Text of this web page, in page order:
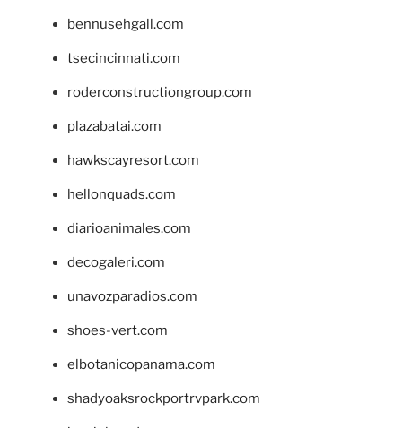
bennusehgall.com
tsecincinnati.com
roderconstructiongroup.com
plazabatai.com
hawkscayresort.com
hellonquads.com
diarioanimales.com
decogaleri.com
unavozparadios.com
shoes-vert.com
elbotanicopanama.com
shadyoaksrockportrvpark.com